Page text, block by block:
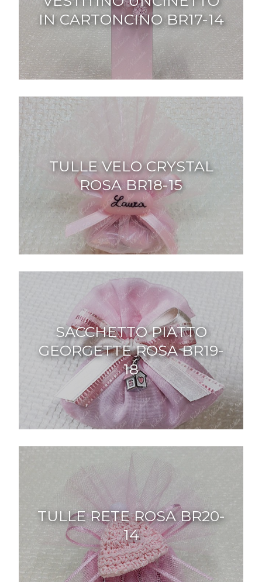
IN CARTONCINO BR17-14
TULLE VELO CRYSTAL
ROSA BR18-15
SACCHETTO PIATTO
GEORGETTE ROSA BR19-
18
TULLE RETE ROSA BR20-
14